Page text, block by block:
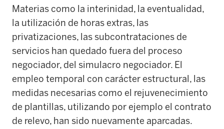
Materias como la interinidad, la eventualidad,
la utilización de horas extras, las
privatizaciones, las subcontrataciones de
servicios han quedado fuera del proceso
negociador, del simulacro negociador. El
empleo temporal con carácter estructural, las
medidas necesarias como el rejuvenecimiento
de plantillas, utilizando por ejemplo el contrato
de relevo, han sido nuevamente aparcadas.